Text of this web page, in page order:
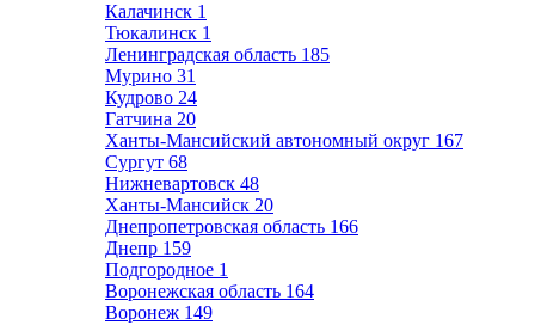
Калачинск 1
Тюкалинск 1
Ленинградская область 185
Мурино 31
Кудрово 24
Гатчина 20
Ханты-Мансийский автономный округ 167
Сургут 68
Нижневартовск 48
Ханты-Мансийск 20
Днепропетровская область 166
Днепр 159
Подгородное 1
Воронежская область 164
Воронеж 149